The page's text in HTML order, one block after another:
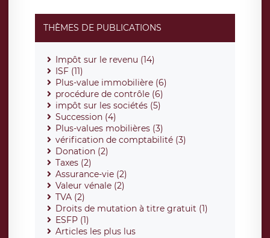
THÈMES DE PUBLICATIONS
Impôt sur le revenu (14)
ISF (11)
Plus-value immobilière (6)
procédure de contrôle (6)
impôt sur les sociétés (5)
Succession (4)
Plus-values mobilières (3)
vérification de comptabilité (3)
Donation (2)
Taxes (2)
Assurance-vie (2)
Valeur vénale (2)
TVA (2)
Droits de mutation à titre gratuit (1)
ESFP (1)
Articles les plus lus